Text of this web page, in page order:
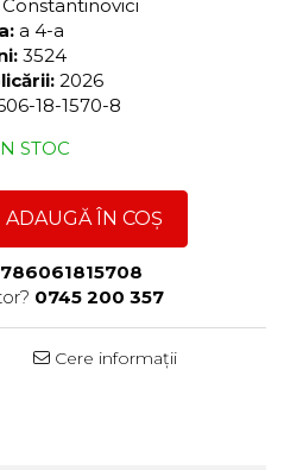
a 4-a
3524
2026
18-1570-8
STOC
ADAUGĂ ÎN COȘ
0745 200 357
Cere informații